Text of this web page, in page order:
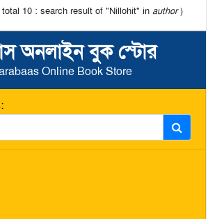
অনলাইন বুক স্টোর
Online Book Store
total 10 : search result of "Nillohit" in author)